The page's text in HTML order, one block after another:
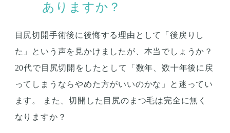
ありますか？
目尻切開手術後に後悔する理由として「後戻りし
た」という声を見かけましたが、本当でしょうか？
20代で目尻切開をしたとして「数年、数十年後に戻
ってしまうならやめた方がいいのかな」と迷ってい
ます。 また、切開した目尻のまつ毛は完全に無く
なりますか？